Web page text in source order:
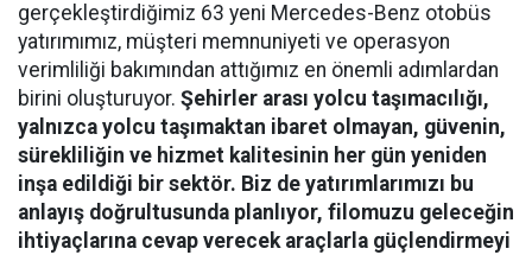
gerçekleştirdiğimiz 63 yeni Mercedes-Benz otobüs
yatırımımız, müşteri memnuniyeti ve operasyon
verimliliği bakımından attığımız en önemli adımlardan
birini oluşturuyor. Şehirler arası yolcu taşımacılığı,
yalnızca yolcu taşımaktan ibaret olmayan, güvenin,
sürekliliğin ve hizmet kalitesinin her gün yeniden
inşa edildiği bir sektör. Biz de yatırımlarımızı bu
anlayış doğrultusunda planlıyor, filomuzu geleceğin
ihtiyaçlarına cevap verecek araçlarla güçlendirmeyi